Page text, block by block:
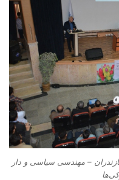
– مهندسی سیاسی و دار